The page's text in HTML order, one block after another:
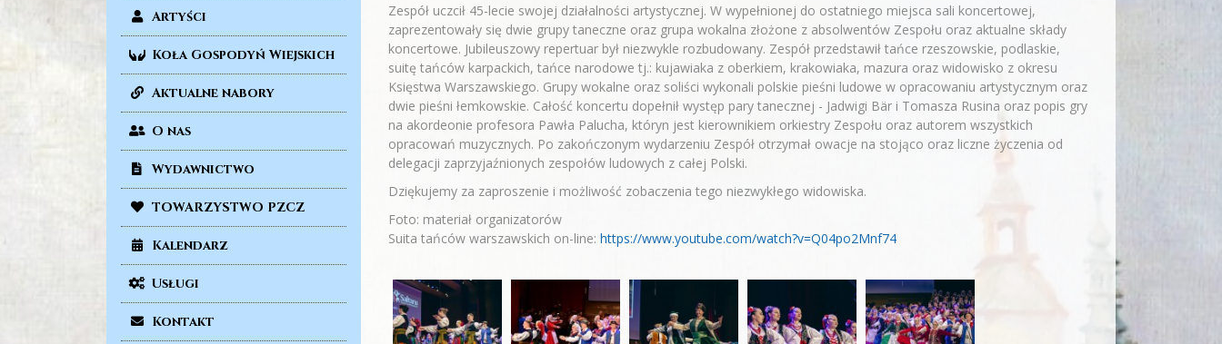
Artyści
Koła Gospodyń Wiejskich
Aktualne nabory
O nas
Wydawnictwo
TOWARZYSTWO PZCZ
Kalendarz
Usługi
Kontakt
Zespół uczcił 45-lecie swojej działalności artystycznej. W wypełnionej do ostatniego miejsca sali koncertowej,
zaprezentowały się dwie grupy taneczne oraz grupa wokalna złożone z absolwentów Zespołu oraz aktualne składy
koncertowe. Jubileuszowy repertuar był niezwykle rozbudowany. Zespół przedstawił tańce rzeszowskie, podlaskie,
suitę tańców karpackich, tańce narodowe tj.: kujawiaka z oberkiem, krakowiaka, mazura oraz widowisko z okresu
Księstwa Warszawskiego. Grupy wokalne oraz soliści wykonali polskie pieśni ludowe w opracowaniu artystycznym oraz
dwie pieśni łemkowskie. Całość koncertu dopełnił występ pary tanecznej - Jadwigi Bär i Tomasza Rusina oraz popis gry
na akordeonie profesora Pawła Palucha, któryn jest kierownikiem orkiestry Zespołu oraz autorem wszystkich
opracowań muzycznych. Po zakończonym wydarzeniu Zespół otrzymał owacje na stojąco oraz liczne życzenia od
delegacji zaprzyjaźnionych zespołów ludowych z całej Polski.
Dziękujemy za zaproszenie i możliwość zobaczenia tego niezwykłego widowiska.
Foto: materiał organizatorów
Suita tańców warszawskich on-line: https://www.youtube.com/watch?v=Q04po2Mnf74